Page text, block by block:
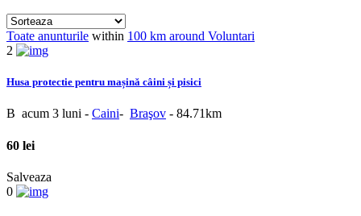
Toate anunturile within 100 km around Voluntari
2
Husa protectie pentru mașină câini și pisici
B acum 3 luni - Caini- Braşov - 84.71km
60 lei
Salveaza
0